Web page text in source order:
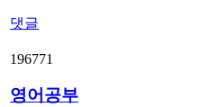
댓글
196771
영어공부